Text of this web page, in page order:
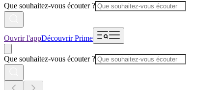
Que souhaitez-vous écouter ?
Ouvrir l'appDécouvrir Prime
Que souhaitez-vous écouter ?